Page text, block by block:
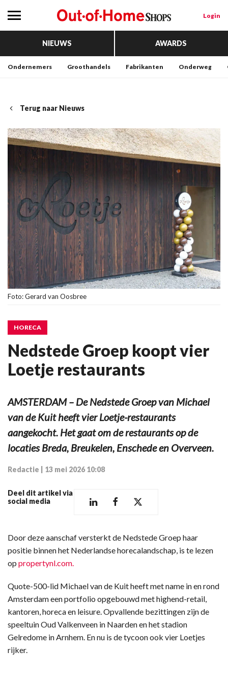
Login
NIEUWS AWARDS
Ondernemers Groothandels Fabrikanten Onderweg
Terug naar Nieuws
Foto: Gerard van Oosbree
HORECA
Nedstede Groep koopt vier
Loetje restaurants
AMSTERDAM – De Nedstede Groep van Michael
van de Kuit heeft vier Loetje-restaurants
aangekocht. Het gaat om de restaurants op de
locaties Breda, Breukelen, Enschede en Overveen.
Redactie 13 mei 2026 10:08
Deel dit artikel via
social media
Door deze aanschaf versterkt de Nedstede Groep haar
positie binnen het Nederlandse horecalandschap, is te lezen
op propertynl.com.
Quote-500-lid Michael van de Kuit heeft met name in en rond
Amsterdam een portfolio opgebouwd met highend-retail,
kantoren, horeca en leisure. Opvallende bezittingen zijn de
speeltuin Oud Valkenveen in Naarden en het stadion
Gelredome in Arnhem. En nu is de tycoon ook vier Loetjes
rijker.